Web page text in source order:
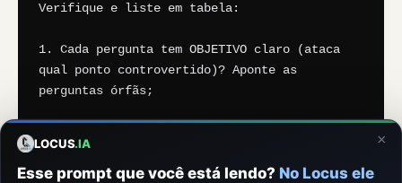
Verifique e liste em tabela:
1. Cada pergunta tem OBJETIVO claro (ataca
qual ponto controvertido)? Aponte as
perguntas órfãs;
(risco de indeferimento — CPC art. 459)?
Reescreva-a em formato aberto;
×
LOCUS.IA
Esse prompt que você está lendo? No Locus ele